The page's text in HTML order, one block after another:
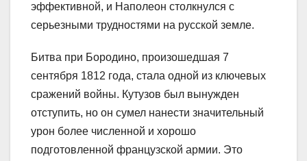
эффективной, и Наполеон столкнулся с
серьезными трудностями на русской земле.
Битва при Бородино, произошедшая 7
сентября 1812 года, стала одной из ключевых
сражений войны. Кутузов был вынужден
отступить, но он сумел нанести значительный
урон более численной и хорошо
подготовленной французской армии. Это